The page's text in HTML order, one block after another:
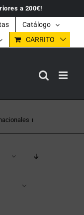
a 200€!
Catálogo
CARRITO